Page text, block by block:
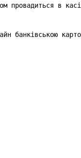
банківською